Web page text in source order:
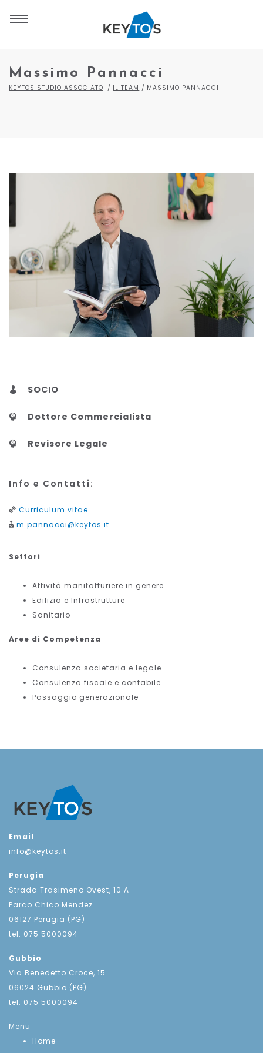
Massimo Pannacci
KEYTOS STUDIO ASSOCIATO IL TEAM MASSIMO PANNACCI
SOCIO
Dottore Commercialista
Revisore Legale
Info e Contatti:
Curriculum vitae
m.pannacci@keytos.it
Settori
Attività manifatturiere in genere
Edilizia e Infrastrutture
Sanitario
Aree di Competenza
Consulenza societaria e legale
Consulenza fiscale e contabile
Passaggio generazionale
Email
info@keytos.it
Perugia
Strada Trasimeno Ovest, 10 A
Parco Chico Mendez
06127 Perugia (PG)
tel. 075 5000094
Gubbio
Via Benedetto Croce, 15
06024 Gubbio (PG)
tel. 075 5000094
Menu
Home